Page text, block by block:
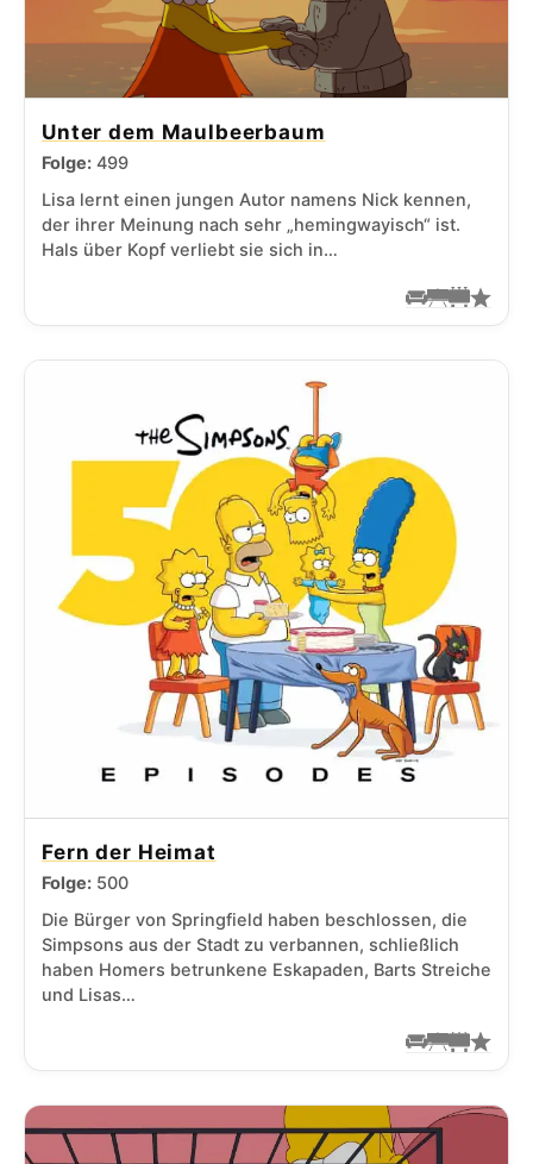
Unter dem Maulbeerbaum
Folge: 499
Lisa lernt einen jungen Autor namens Nick kennen,
der ihrer Meinung nach sehr „hemingwayisch“ ist.
Hals über Kopf verliebt sie sich in…
Fern der Heimat
Folge: 500
Die Bürger von Springfield haben beschlossen, die
Simpsons aus der Stadt zu verbannen, schließlich
haben Homers betrunkene Eskapaden, Barts Streiche
und Lisas…